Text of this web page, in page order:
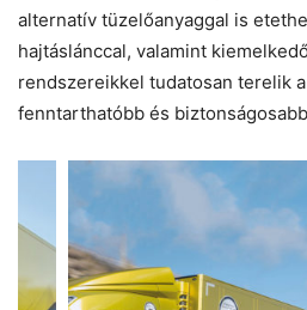
alternatív tüzelőanyaggal is
hajtáslánccal, valamint
rendszereikkel tudatosan terelik
fenntarthatóbb és